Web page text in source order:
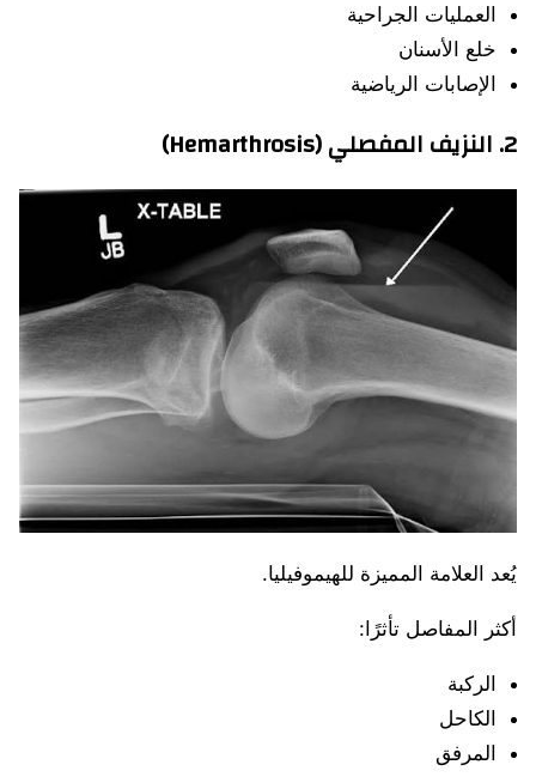
العمليات الجراحية
خلع الأسنان
الإصابات الرياضية
2. النزيف المفصلي (Hemarthrosis)
يُعد العلامة المميزة للهيموفيليا.
أكثر المفاصل تأثرًا:
الركبة
الكاحل
المرفق